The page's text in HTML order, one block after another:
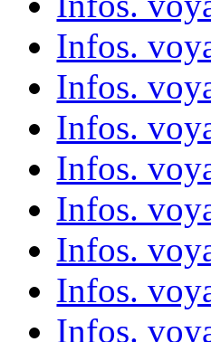
Infos.
Infos.
Infos.
Infos.
Infos.
Infos.
Infos.
Infos.